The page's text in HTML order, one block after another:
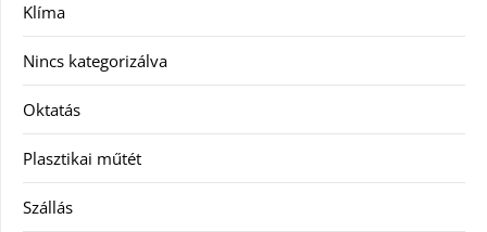
Klíma
Nincs kategorizálva
Oktatás
Plasztikai műtét
Szállás